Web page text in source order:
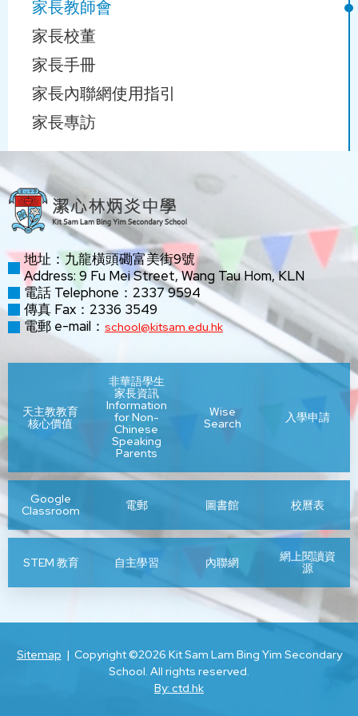
navigation
家長教師會
家長校董
家長手冊
家長內聯網使用指引
家長專訪
地址：九龍橫頭磡富美街9號
Address: 9 Fu Mei Street, Wang Tau Hom, KLN
電話 Telephone：2337 9594
傳真 Fax：2336 3549
電郵 e-mail： school@kitsam.edu.hk
天主教教育
核心價值
非華語學生
家長資訊
Information
for Non-
Chinese
Speaking
Parents
Wise
Search
入學申請
Google
Classroom
電郵 圖書館 校曆表
STEM 教育 自主學習 內聯網
網上閱讀資
源
Sitemap | Copyright ©2026 Kit Sam Lam Bing Yim Secondary
School. All rights reserved.
By: ctd.hk